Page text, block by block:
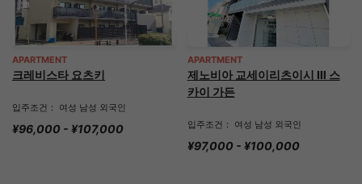
APARTMENT
크레비스타 요츠키
입주조건： 여성 남성 외국인
¥96,000 - ¥107,000
APARTMENT
제노비아 교세이리츠이시 Ⅲ 스
카이 가든
입주조건： 여성 남성 외국인
¥97,000 - ¥100,000